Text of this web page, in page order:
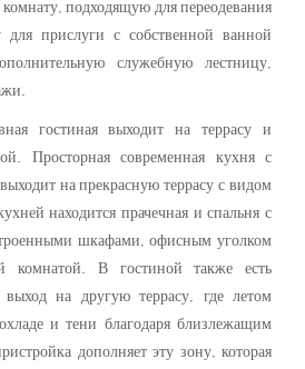
подходящую для переодевания
для прислуги с собственной ванной
служебную лестницу,
гостиная выходит на террасу и
Просторная современная кухня с
на прекрасную террасу с видом
находится прачечная и спальня с
шкафами, офисным уголком
комнатой. В гостиной также есть
выход на другую террасу, где летом
и тени благодаря близлежащим
дополняет эту зону, которая